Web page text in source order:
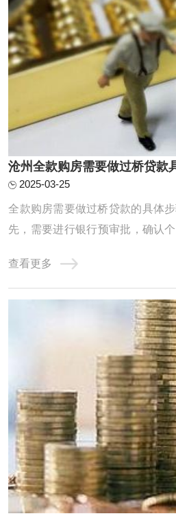
沧州全款购房需要做过桥贷款
2025-03-25
全款购房需要做过桥贷款的具体
先，需要进行银行预审批，确认
的费用。例如，如果需要过桥50
出这么多钱‌。‌计算过桥费用‌：在
要计算过桥费用。从出资日开 ...
查看更多